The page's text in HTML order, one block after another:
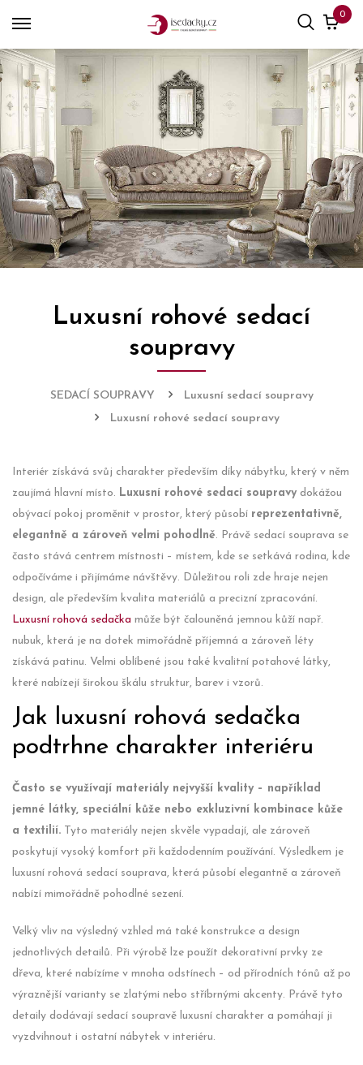
0
Luxusní rohové sedací
soupravy
SEDACÍ SOUPRAVY
Luxusní sedací soupravy
Luxusní rohové sedací soupravy
Interiér získává svůj charakter především díky nábytku, který v něm
zaujímá hlavní místo. Luxusní rohové sedací soupravy dokážou
obývací pokoj proměnit v prostor, který působí reprezentativně,
elegantně a zároveň velmi pohodlně. Právě sedací souprava se
často stává centrem místnosti – místem, kde se setkává rodina, kde
odpočíváme i přijímáme návštěvy. Důležitou roli zde hraje nejen
design, ale především kvalita materiálů a precizní zpracování.
Luxusní rohová sedačka může být čalouněná jemnou kůží např.
nubuk, která je na dotek mimořádně příjemná a zároveň léty
získává patinu. Velmi oblíbené jsou také kvalitní potahové látky,
které nabízejí širokou škálu struktur, barev i vzorů.
Jak luxusní rohová sedačka
podtrhne charakter interiéru
Často se využívají materiály nejvyšší kvality – například
jemné látky, speciální kůže nebo exkluzivní kombinace kůže
a textilií. Tyto materiály nejen skvěle vypadají, ale zároveň
poskytují vysoký komfort při každodenním používání. Výsledkem je
luxusní rohová sedací souprava, která působí elegantně a zároveň
nabízí mimořádně pohodlné sezení.
Velký vliv na výsledný vzhled má také konstrukce a design
jednotlivých detailů. Při výrobě lze použít dekorativní prvky ze
dřeva, které nabízíme v mnoha odstínech – od přírodních tónů až po
výraznější varianty se zlatými nebo stříbrnými akcenty. Právě tyto
detaily dodávají sedací soupravě luxusní charakter a pomáhají ji
vyzdvihnout i ostatní nábytek v interiéru.